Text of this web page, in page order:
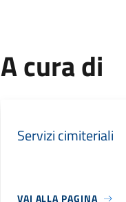
A cura di
Servizi cimiteriali
VAI ALLA PAGINA